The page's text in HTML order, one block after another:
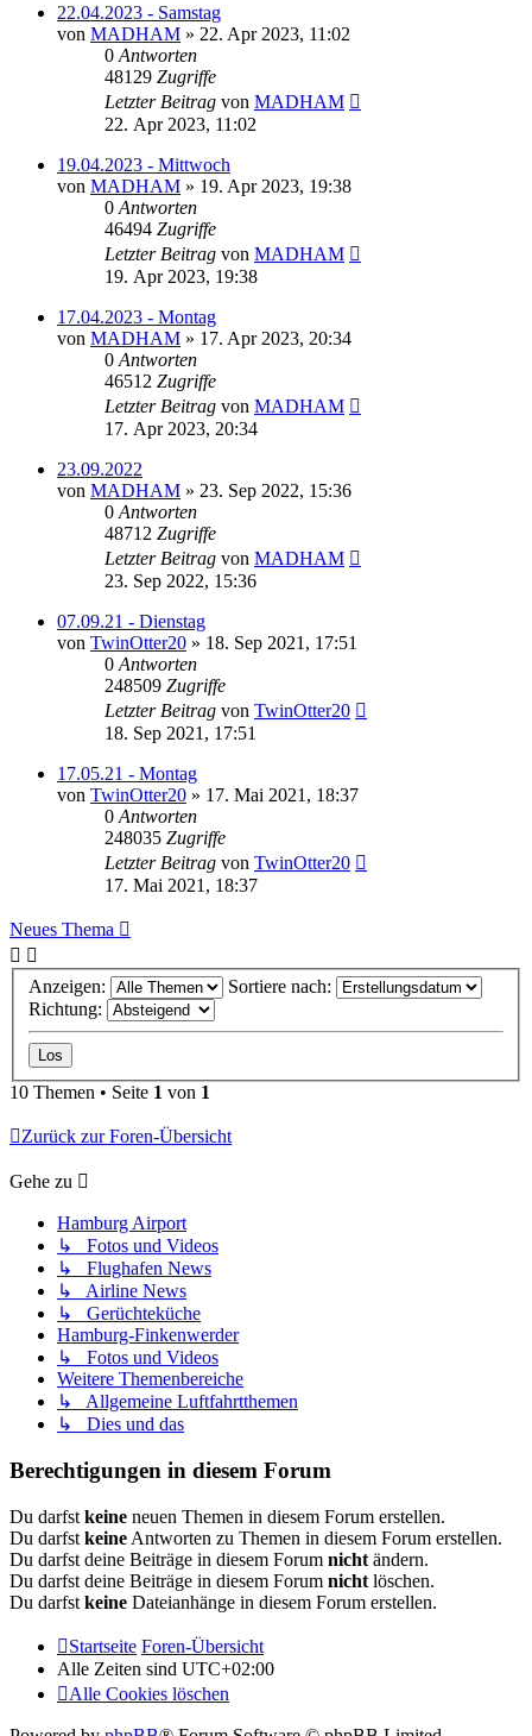
22.04.2023 - Samstag
von MADHAM » 22. Apr 2023, 11:02
0 Antworten
48129 Zugriffe
Letzter Beitrag von MADHAM
22. Apr 2023, 11:02
19.04.2023 - Mittwoch
von MADHAM » 19. Apr 2023, 19:38
0 Antworten
46494 Zugriffe
Letzter Beitrag von MADHAM
19. Apr 2023, 19:38
17.04.2023 - Montag
von MADHAM » 17. Apr 2023, 20:34
0 Antworten
46512 Zugriffe
Letzter Beitrag von MADHAM
17. Apr 2023, 20:34
23.09.2022
von MADHAM » 23. Sep 2022, 15:36
0 Antworten
48712 Zugriffe
Letzter Beitrag von MADHAM
23. Sep 2022, 15:36
07.09.21 - Dienstag
von TwinOtter20 » 18. Sep 2021, 17:51
0 Antworten
248509 Zugriffe
Letzter Beitrag von TwinOtter20
18. Sep 2021, 17:51
17.05.21 - Montag
von TwinOtter20 » 17. Mai 2021, 18:37
0 Antworten
248035 Zugriffe
Letzter Beitrag von TwinOtter20
17. Mai 2021, 18:37
Neues Thema
Anzeigen:
Sortiere nach:
Richtung:
10 Themen • Seite 1 von 1
Zurück zur Foren-Übersicht
Gehe zu
Hamburg Airport
↳ Fotos und Videos
↳ Flughafen News
↳ Airline News
↳ Gerüchteküche
Hamburg-Finkenwerder
↳ Fotos und Videos
Weitere Themenbereiche
↳ Allgemeine Luftfahrtthemen
↳ Dies und das
Berechtigungen in diesem Forum
Du darfst keine neuen Themen in diesem Forum erstellen.
Du darfst keine Antworten zu Themen in diesem Forum erstellen.
Du darfst deine Beiträge in diesem Forum nicht ändern.
Du darfst deine Beiträge in diesem Forum nicht löschen.
Du darfst keine Dateianhänge in diesem Forum erstellen.
Startseite Foren-Übersicht
Alle Zeiten sind UTC+02:00
Alle Cookies löschen